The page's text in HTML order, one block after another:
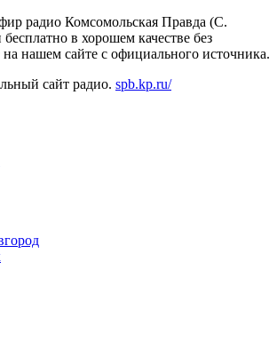
радио Комсомольская Правда (С.
в хорошем качестве без
нашем сайте с официального источника.
сайт радио. spb.kp.ru/